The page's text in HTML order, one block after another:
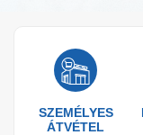
SZEMÉLYES
ÁTVÉTEL